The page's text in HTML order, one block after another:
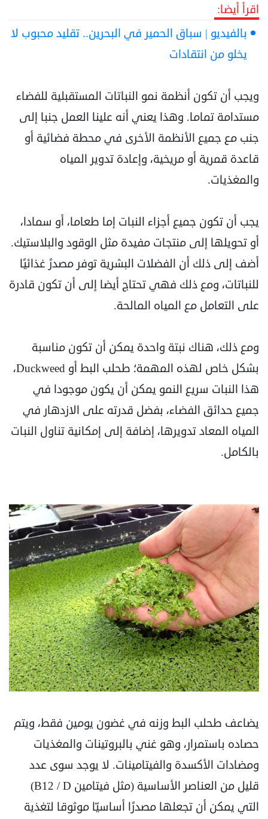
اقرأ أيضا:
بالفيديو | سباق الحمير في البحرين.. تقليد محبوب لا
يخلو من انتقادات
ويجب أن تكون أنظمة نمو النباتات المستقبلية للفضاء
مستدامة تماما. وهذا يعني أنه علينا العمل جنبا إلى
‏جنب مع جميع الأنظمة الأخرى في محطة فضائية أو
قاعدة قمرية أو مريخية، وإعادة تدوير المياه
والمغذيات.‏
يجب أن تكون جميع أجزاء النبات إما طعاما، أو سمادا،
أو تحويلها إلى منتجات مفيدة مثل الوقود والبلاستيك.
‏أضف إلى ذلك أن الفضلات البشرية توفر مصدرً غذائيًا
للنباتات، ومع ذلك فهي ‏تحتاج أيضا إلى أن تكون قادرة
على التعامل مع المياه المالحة.
ومع ذلك، هناك نبتة واحدة يمكن أن تكون ‏مناسبة
بشكل خاص لهذه المهمة؛ طحلب البط أو ‏Duckweed،
هذا النبات سريع النمو يمكن أن يكون ‏موجودا في
جميع حدائق الفضاء، بفضل قدرته على الازدهار في
المياه المعاد تدويرها، إضافة إلى إمكانية تناول النبات
بالكامل.‏
يضاعف طحلب البط وزنه في غضون يومين فقط، ويتم
حصاده باستمرار، وهو غني بالبروتينات ‏والمغذيات
ومضادات الأكسدة والفيتامينات. لا يوجد سوى عدد
قليل من العناصر الأساسية (مثل فيتامين ‏B12 / D‏)
التي يمكن أن تجعلها مصدرًا أساسيّا موثوقا لتغذية